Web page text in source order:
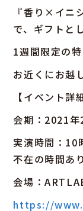
『香り×イニ
で、ギフトと
1週間限定の特
お近くにお越
【イベント詳
会期：2021年
実演時間：10
不在の時間あり
会場：
https://